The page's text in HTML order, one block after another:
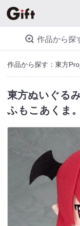
作品から探
作品から探す：東方
東方ぬいぐる
ふもこあくま。